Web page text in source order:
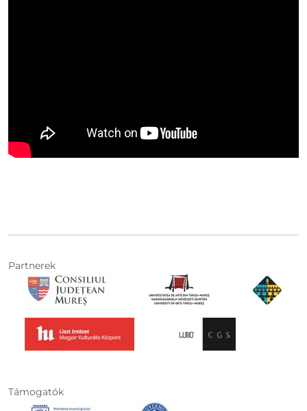
Partnerek
Támogatók